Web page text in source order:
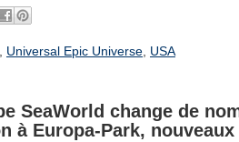
Universal Epic Universe, USA
SeaWorld change de
à Europa-Park,